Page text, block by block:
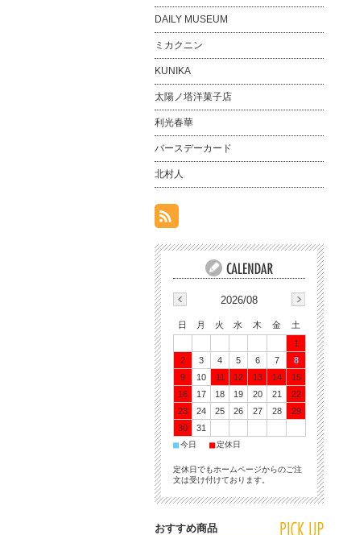
DAILY MUSEUM
ミカクニン
KUNIKA
太陽ノ塔洋菓子店
利光春華
バースデーカード
北村人
2026/08
日 月 火 水 木 金
土
1
2
3 4 5 6 7
8
9
10 11 12 13 14
15
16
17 18 19 20 21
22
23
24 25 26 27 28
29
30
31
■今日 ■定休日
定休日でもホームページからのご注
文は受け付けております。
おすすめ商品